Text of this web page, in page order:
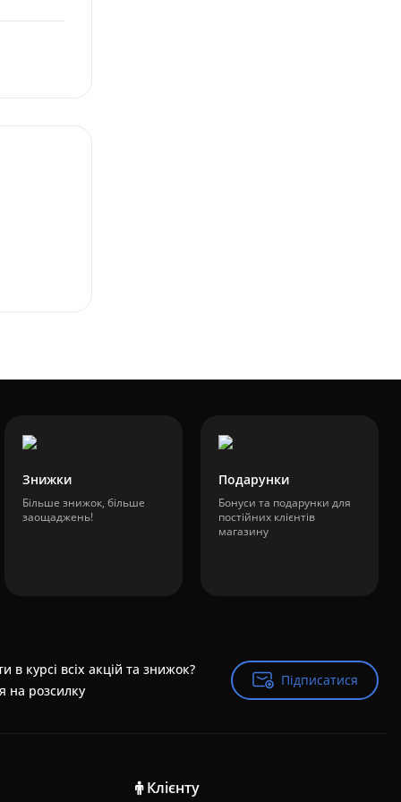
Знижки
Більше знижок, більше
заощаджень!
Подарунки
Бонуси та подарунки для
постійних клієнтів
магазину
в курсі всіх акцій та знижок?
на розсилку
Підписатися
Підписатися
Клієнту